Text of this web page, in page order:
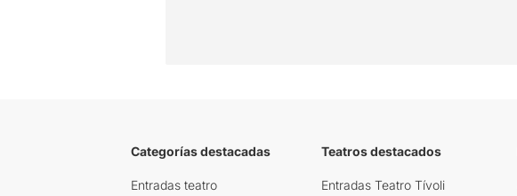
Categorías destacadas
Entradas teatro
Teatros destacados
Entradas Teatro Tívoli